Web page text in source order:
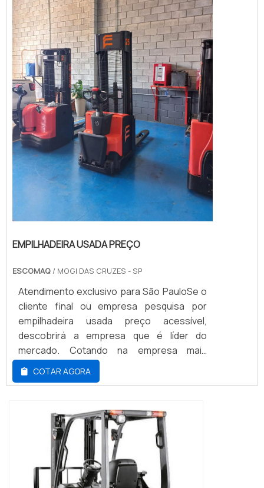
SOBRE EMPILHA...
EMPILHADEIRA USADA PREÇO
ESCOMAQ / MOGI DAS CRUZES - SP
Atendimento exclusivo para São PauloSe o
cliente final ou empresa pesquisa por
empilhadeira usada preço acessível,
descobrirá a empresa que é líder do
mercado. Cotando na empresa mais
qualificada do mercado e achando a melhor
referência em qualidade.É importante
adquirido com empresas especializadas no
segmento. Esse tipo de cuidado ajuda a
garantir a qualidade e durabilidade dos
materiais, além de ...
COTAR AGORA